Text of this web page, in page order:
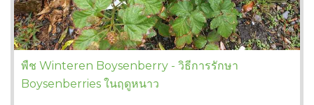
พืช Winteren Boysenberry - วิธีการรักษา
Boysenberries ในฤดูหนาว